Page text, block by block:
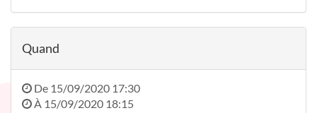
Quand
De 15/09/2020 17:30
À 15/09/2020 18:15